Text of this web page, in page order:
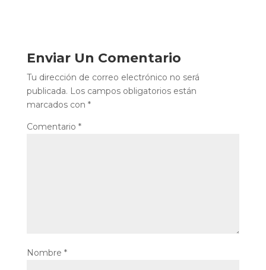
Enviar Un Comentario
Tu dirección de correo electrónico no será
publicada. Los campos obligatorios están
marcados con *
Comentario *
Nombre *